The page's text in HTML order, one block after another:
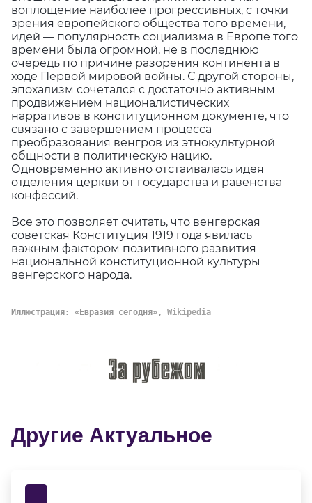
воплощение наиболее прогрессивных, с точки
зрения европейского общества того времени,
идей — популярность социализма в Европе того
времени была огромной, не в последнюю
очередь по причине разорения континента в
ходе Первой мировой войны. С другой стороны,
эпохализм сочетался с достаточно активным
продвижением националистических
нарративов в конституционном документе, что
связано с завершением процесса
преобразования венгров из этнокультурной
общности в политическую нацию.
Одновременно активно отстаивалась идея
отделения церкви от государства и равенства
конфессий.
Все это позволяет считать, что венгерская
советская Конституция 1919 года явилась
важным фактором позитивного развития
национальной конституционной культуры
венгерского народа.
Иллюстрация: «Евразия сегодня», Wikipedia
Другие Актуальное